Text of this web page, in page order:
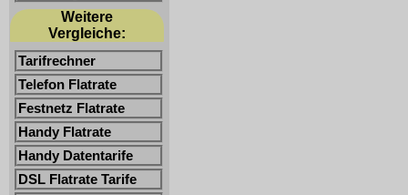
Weitere
Vergleiche:
Tarifrechner
Telefon Flatrate
Festnetz Flatrate
Handy Flatrate
Handy Datentarife
DSL Flatrate Tarife